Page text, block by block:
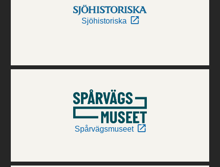
Sjöhistoriska
Spårvägsmuseet